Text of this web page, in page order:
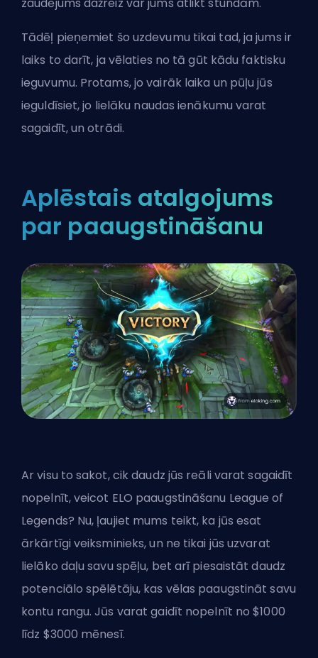
Tādēļ pieņemiet šo uzdevumu tikai tad, ja jums ir
laiks to darīt, ja vēlaties no tā gūt kādu faktisku
ieguvumu. Protams, jo vairāk laika un pūļu jūs
ieguldīsiet, jo lielāku naudas ienākumu varat
sagaidīt, un otrādi.
Aplēstais atalgojums
par paaugstināšanu
Ar visu to sakot, cik daudz jūs reāli varat sagaidīt
nopelnīt, veicot ELO paaugstināšanu League of
Legends? Nu, ļaujiet mums teikt, ka jūs esat
ārkārtīgi veiksminieks, un ne tikai jūs uzvarat
lielāko daļu savu spēļu, bet arī piesaistāt daudz
potenciālo spēlētāju, kas vēlas paaugstināt savu
kontu rangu. Jūs varat gaidīt nopelnīt no $1000
līdz $3000 mēnesī.